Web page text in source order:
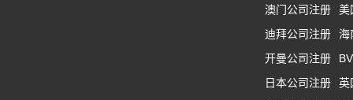
澳门公司注册
美
迪拜公司注册
海
开曼公司注册
日本公司注册
英